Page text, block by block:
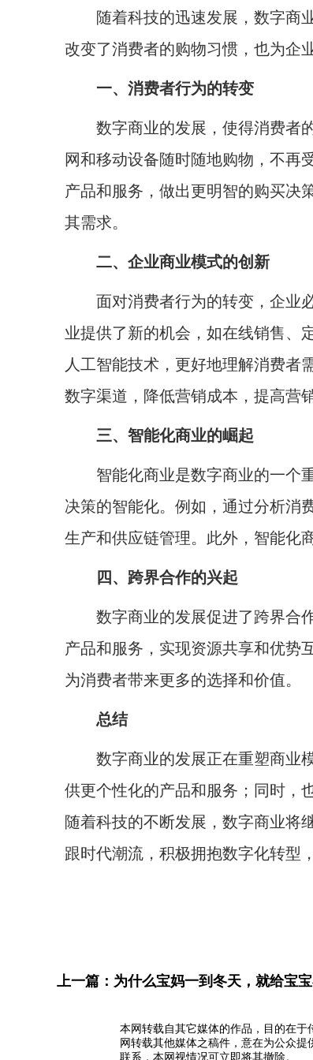
随着科技的迅速发展，数字商业
改变了消费者的购物习惯，也为企
一、消费者行为的转变
数字商业的发展，使得消费者的
网和移动设备随时随地购物，不再
产品和服务，做出更明智的购买决
其需求。
二、企业商业模式的创新
面对消费者行为的转变，企业必
业提供了新的机会，如在线销售、
人工智能技术，更好地理解消费者
数字渠道，降低营销成本，提高营
三、智能化商业的崛起
智能化商业是数字商业的一个重
决策的智能化。例如，通过分析消
生产和供应链管理。此外，智能化
四、跨界合作的兴起
数字商业的发展促进了跨界合作
产品和服务，实现资源共享和优势
为消费者带来更多的选择和价值。
总结
数字商业的发展正在重塑商业模
供更个性化的产品和服务；同时，
随着科技的不断发展，数字商业将
跟时代潮流，积极拥抱数字化转型
上一篇： 为什么宝妈一到冬天，就给宝
本网转载自其它媒体的作品，目的在
网转载其他媒体之稿件，意在为公众
联系，本网视情况可立即将其撤除。